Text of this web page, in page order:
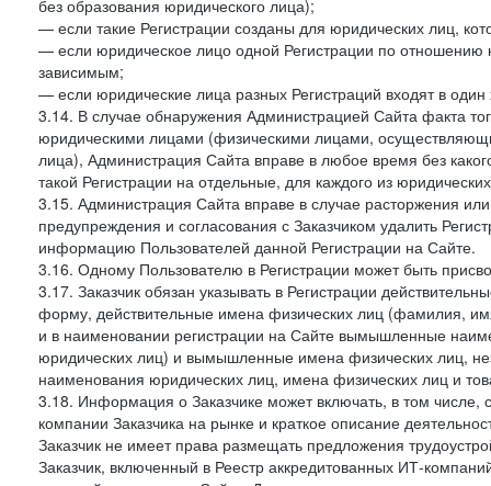
без образования юридического лица);
— если такие Регистрации созданы для юридических лиц,
— если юридическое лицо одной Регистрации по отношению
зависимым;
— если юридические лица разных Регистраций входят в
3.14. В случае обнаружения Администрацией Сайта факта
юридическими лицами (физическими лицами,
лица), Администрация Сайта вправе в любое время без
такой Регистрации на отдельные, для каждого из
3.15. Администрация Сайта вправе в случае расторжения
предупреждения и согласования с Заказчиком удалить
информацию Пользователей данной Регистрации на Сайте.
3.16. Одному Пользователю в Регистрации может быть
3.17. Заказчик обязан указывать в Регистрации
форму, действительные имена физических лиц (фамилия,
и в наименовании регистрации на Сайте вымышленные
юридических лиц) и вымышленные имена физических лиц,
наименования юридических лиц, имена физических лиц и
3.18. Информация о Заказчике может включать, в том
компании Заказчика на рынке и краткое описание
Заказчик не имеет права размещать предложения
Заказчик, включенный в Реестр аккредитованных ИТ-